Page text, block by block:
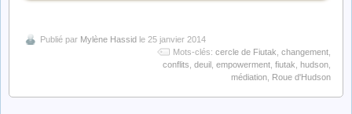
Publié par Mylène Hassid le 25 janvier 2014
Mots-clés: cercle de Fiutak changement
conflits deuil empowerment fiutak hudson
médiation Roue d'Hudson